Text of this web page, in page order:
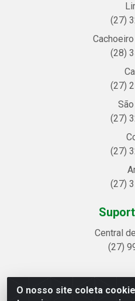
O nosso site coleta
(27)
(28)
(27)
(27)
(27)
(27)
Central
(27)
Linhavix Distribuidora